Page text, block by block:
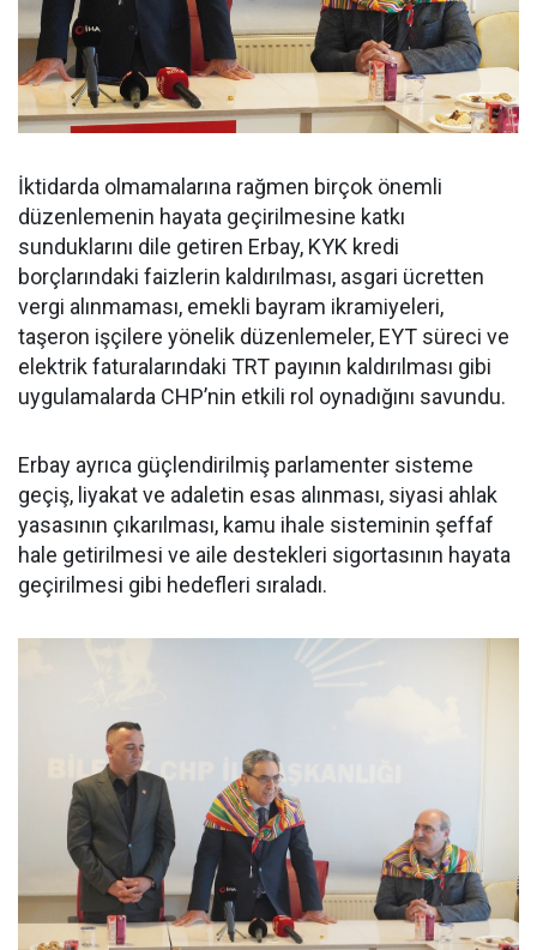
İktidarda olmamalarına rağmen birçok önemli
düzenlemenin hayata geçirilmesine katkı
sunduklarını dile getiren Erbay, KYK kredi
borçlarındaki faizlerin kaldırılması, asgari ücretten
vergi alınmaması, emekli bayram ikramiyeleri,
taşeron işçilere yönelik düzenlemeler, EYT süreci ve
elektrik faturalarındaki TRT payının kaldırılması gibi
uygulamalarda CHP’nin etkili rol oynadığını savundu.
Erbay ayrıca güçlendirilmiş parlamenter sisteme
geçiş, liyakat ve adaletin esas alınması, siyasi ahlak
yasasının çıkarılması, kamu ihale sisteminin şeffaf
hale getirilmesi ve aile destekleri sigortasının hayata
geçirilmesi gibi hedefleri sıraladı.